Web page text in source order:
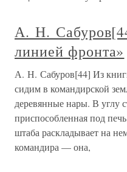
А. Н.
линией фронта»
А. Н. Сабуров[44] Из
сидим в командирской
деревянные нары. В углу
приспособленная под
штаба раскладывает на
командира — она,